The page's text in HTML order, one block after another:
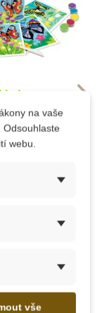
- Pískové
- Motýli
do košíku
na vaše
webu.
vše